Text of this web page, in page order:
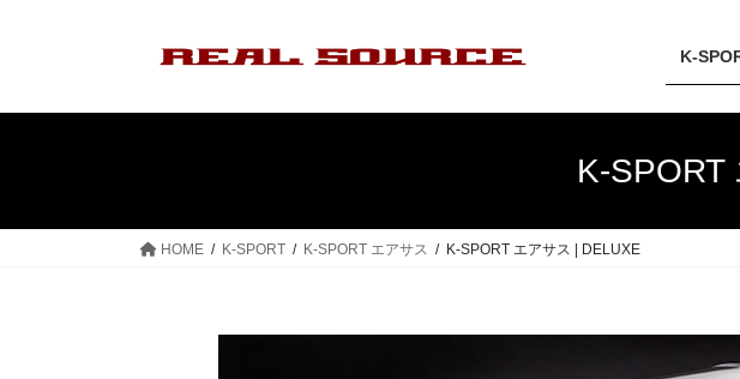
K-
K-SPORT
HOME K-SPORT K-SPORT エアサス K-SPORT エアサス | DELUXE